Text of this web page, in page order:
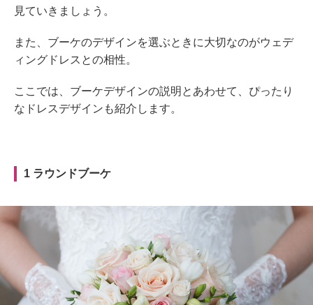
見ていきましょう。
また、ブーケのデザインを選ぶときに大切なのがウェデ
ィングドレスとの相性。
ここでは、ブーケデザインの説明とあわせて、ぴったり
なドレスデザインも紹介します。
1 ラウンドブーケ